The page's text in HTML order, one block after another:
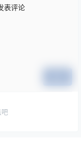
表评论